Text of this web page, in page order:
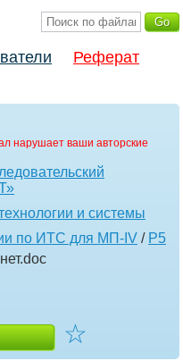
Реферат
нарушает ваши авторские
и системы
по ИТС для МП-IV / P5
.doc
☆